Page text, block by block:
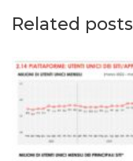
Related posts